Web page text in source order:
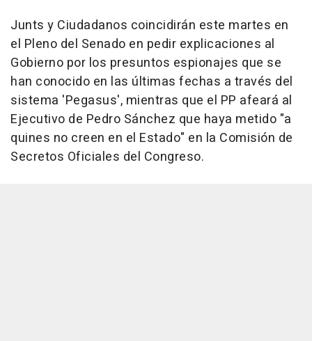
Junts y Ciudadanos coincidirán este martes en
el Pleno del Senado en pedir explicaciones al
Gobierno por los presuntos espionajes que se
han conocido en las últimas fechas a través del
sistema 'Pegasus', mientras que el PP afeará al
Ejecutivo de Pedro Sánchez que haya metido "a
quines no creen en el Estado" en la Comisión de
Secretos Oficiales del Congreso.